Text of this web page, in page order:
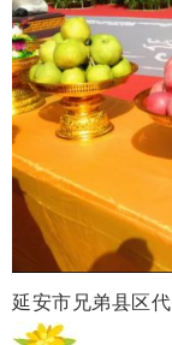
延安市兄弟县区